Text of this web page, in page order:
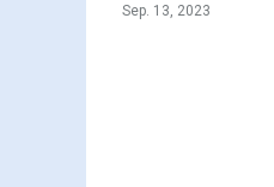
Sep. 13, 2023